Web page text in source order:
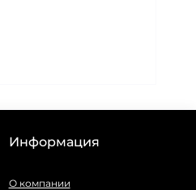
Информация
О компании